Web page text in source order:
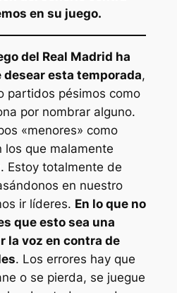
en su juego.
del Real Madrid ha
esta temporada,
partidos pésimos como
por nombrar alguno.
«menores» como
los que malamente
Estoy totalmente de
en nuestro
ir líderes. En lo que no
que esto sea una
la voz en contra de
. Los errores hay que
o se pierda, se juegue